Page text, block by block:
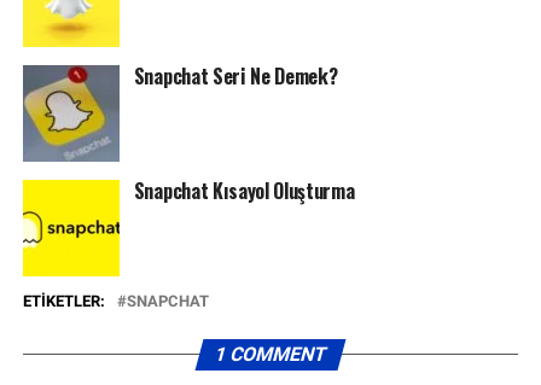
Snapchat Seri Ne Demek?
Snapchat Kısayol Oluşturma
ETIKETLER: SNAPCHAT
1 COMMENT